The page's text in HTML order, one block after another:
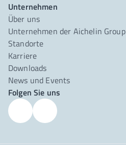
Unternehmen
Über uns
Unternehmen der Aichelin Group
Standorte
Karriere
Downloads
News und Events
Folgen Sie uns